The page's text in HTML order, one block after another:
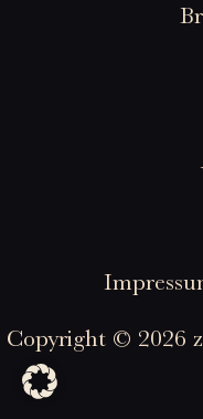
Copyright © 2026